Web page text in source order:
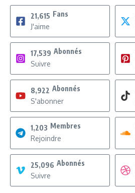
21,615 Fans
J'aime
17,539 Abonnés
Suivre
8,922 Abonnés
S'abonner
1,203 Membres
Rejoindre
25,096 Abonnés
Suivre